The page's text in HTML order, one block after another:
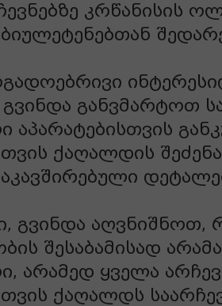
კრწანისის
განვმარტოთ
ქაღალდის
გვინდა აღვნიშნოთ,
შესაბამისად
არამედ ყველა
ქაღალდს